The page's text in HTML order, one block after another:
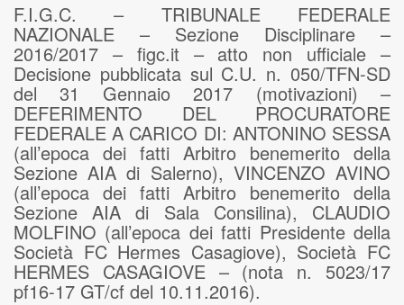
F.I.G.C. – TRIBUNALE FEDERALE
NAZIONALE – Sezione Disciplinare –
2016/2017 – figc.it – atto non ufficiale –
Decisione pubblicata sul C.U. n. 050/TFN-SD
del 31 Gennaio 2017 (motivazioni) –
DEFERIMENTO DEL PROCURATORE
FEDERALE A CARICO DI: ANTONINO SESSA
(all’epoca dei fatti Arbitro benemerito della
Sezione AIA di Salerno), VINCENZO AVINO
(all’epoca dei fatti Arbitro benemerito della
Sezione AIA di Sala Consilina), CLAUDIO
MOLFINO (all’epoca dei fatti Presidente della
Società FC Hermes Casagiove), Società FC
HERMES CASAGIOVE – (nota n. 5023/17
pf16-17 GT/cf del 10.11.2016).